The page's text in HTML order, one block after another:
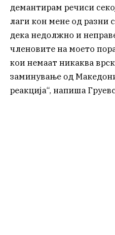
демантирам речиси
лаги кон мене од разни
дека недолжно и
членовите на моето
кои немаат никаква
заминување од
реакција“, напиша